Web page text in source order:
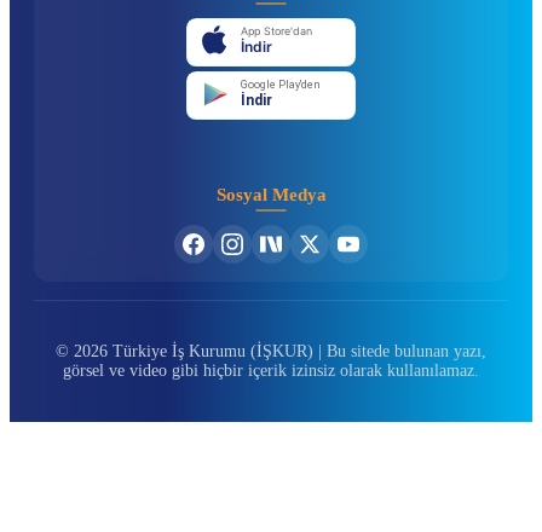
App Store'dan
İndir
Google Play'den
İndir
Sosyal Medya
© 2026 Türkiye İş Kurumu (İŞKUR) | Bu sitede bulunan yazı,
görsel ve video gibi hiçbir içerik izinsiz olarak kullanılamaz.